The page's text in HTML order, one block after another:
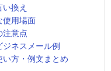
換え
使用場面
注意点
ジネスメール例
い方・例文まとめ